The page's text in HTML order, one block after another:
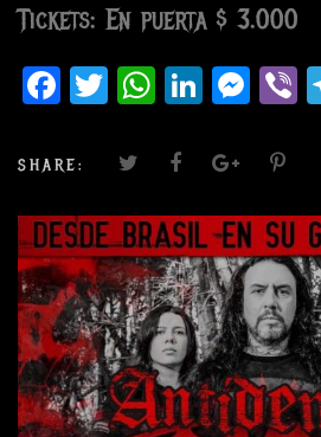
Tickets: En puerta $ 3.000
Facebook
TwitterWhatsApp
LinkedIn
SHARE: